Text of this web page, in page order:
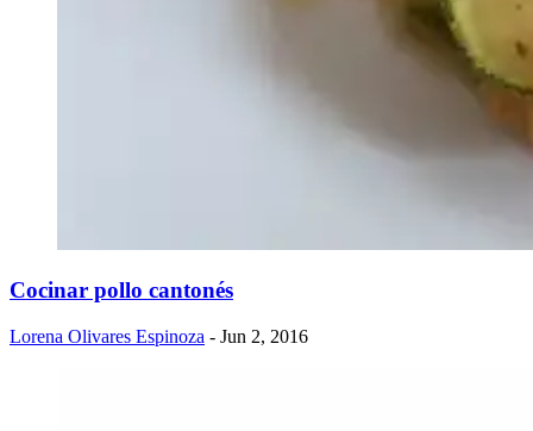
Cocinar pollo cantonés
Lorena Olivares Espinoza - Jun 2, 2016